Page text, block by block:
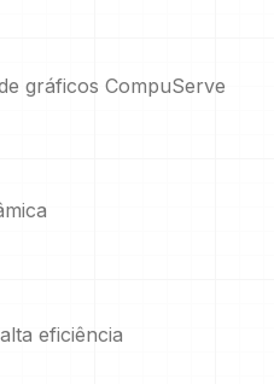
gráficos CompuServe
eficiência